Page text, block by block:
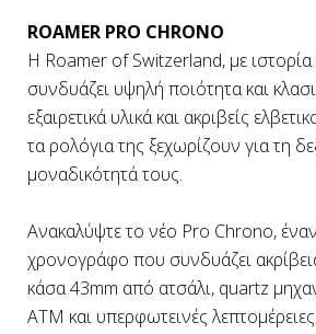
ROAMER PRO CHRONO
Η Roamer of Switzerland, με
συνδυάζει υψηλή ποιότητα και
εξαιρετικά υλικά και ακριβείς
τα ρολόγια της ξεχωρίζουν για τη
μοναδικότητά τους.
Ανακαλύψτε το νέο Pro Chrono,
χρονογράφο που συνδυάζει
κάσα 43mm από ατσάλι, quartz
ATM και υπερφωτεινές